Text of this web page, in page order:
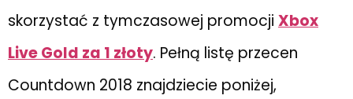
skorzystać z tymczasowej promocji Xbox
Live Gold za 1 złoty. Pełną listę przecen
Countdown 2018 znajdziecie poniżej,